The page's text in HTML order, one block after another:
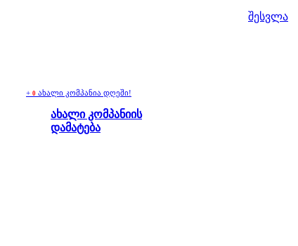
შესვლა
+ 0 ახალი კომპანია დღეში!
ახალი კომპანიის
დამატება